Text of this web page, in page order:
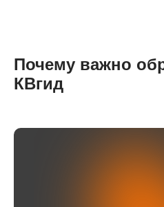
Почему важно
КВгид